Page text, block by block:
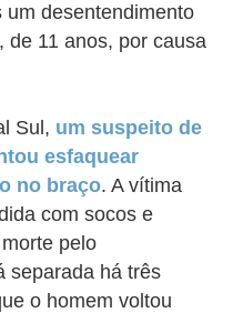
um desentendimento
de 11 anos, por causa
Sul, um suspeito de
esfaquear
no braço. A vítima
com socos e
pelo
separada há três
o homem voltou